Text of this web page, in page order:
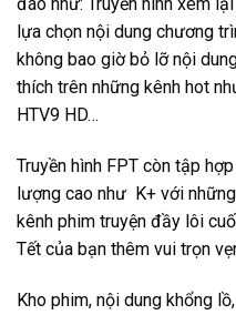
lựa chọn nội dung chương
không bao giờ bỏ lỡ nội
thích trên những kênh hot
HTV9 HD…
Truyền hình FPT còn tập
lượng cao như K+ với
kênh phim truyện đầy lôi
Tết của bạn thêm vui trọn
Kho phim, nội dung khổng